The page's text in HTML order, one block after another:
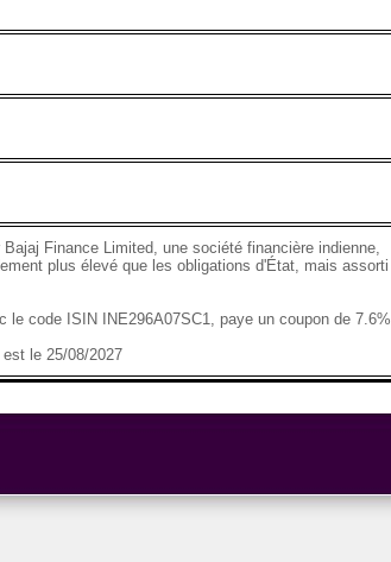
Finance Limited, une société financière indienne,
plus élevé que les obligations d'État, mais assorti
le code ISIN INE296A07SC1, paye un coupon de 7.6%
le 25/08/2027